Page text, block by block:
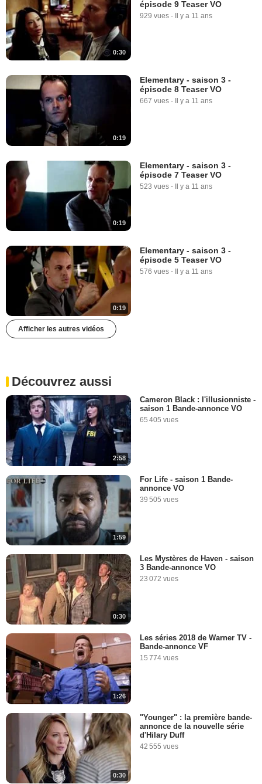
0:30
épisode 9 Teaser VO
929 vues - Il y a 11 ans
0:19
Elementary - saison 3 -
épisode 8 Teaser VO
667 vues - Il y a 11 ans
0:19
Elementary - saison 3 -
épisode 7 Teaser VO
523 vues - Il y a 11 ans
0:19
Elementary - saison 3 -
épisode 5 Teaser VO
576 vues - Il y a 11 ans
Afficher les autres vidéos
Découvrez aussi
2:58
Cameron Black : l'illusionniste -
saison 1 Bande-annonce VO
65 405 vues
1:59
For Life - saison 1 Bande-
annonce VO
39 505 vues
0:30
Les Mystères de Haven - saison
3 Bande-annonce VO
23 072 vues
1:26
Les séries 2018 de Warner TV -
Bande-annonce VF
15 774 vues
0:30
"Younger" : la première bande-
annonce de la nouvelle série
d'Hilary Duff
42 555 vues